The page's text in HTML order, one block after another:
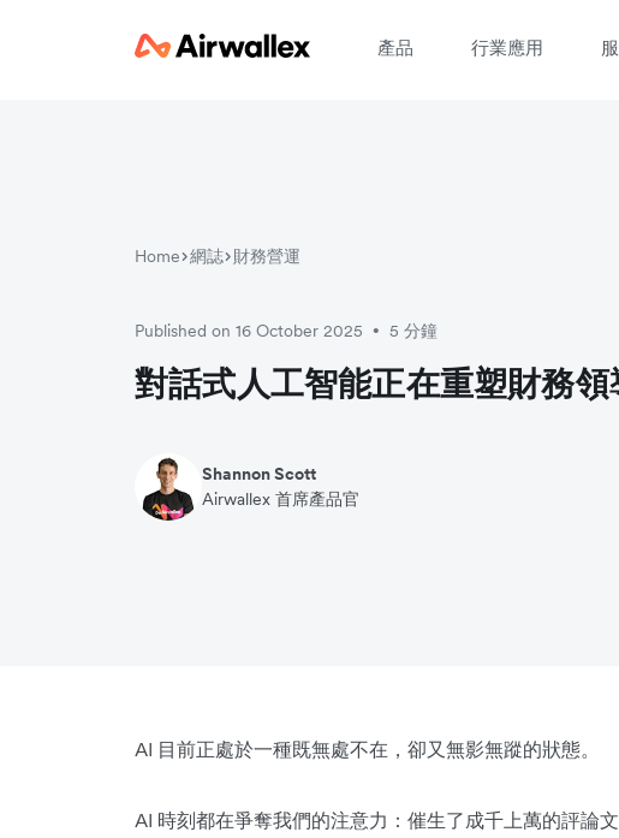
產品 行業應用
Home 網誌 財務營運
Published on 16 October 2025 • 5 分鐘
對話式人工智能正在重塑財務領
Shannon Scott
Airwallex 首席產品官
AI 目前正處於一種既無處不在，卻又無影無蹤的狀態。
AI 時刻都在爭奪我們的注意力：催生了成千上萬的評論